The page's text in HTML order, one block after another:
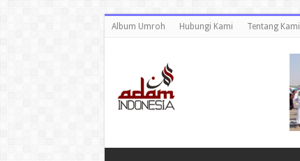
Album Umroh Hubungi Kami Tentang Kami